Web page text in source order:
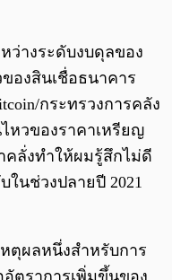
ว่างระดับงบดุลของ
องสินเชื่อธนาคาร
กระทรวงการคลัง
หวของราคาเหรียญ
คลั่งทำให้ผมรู้สึกไม่ดี
นช่วงปลายปี 2021
ตุผลหนึ่งสำหรับการ